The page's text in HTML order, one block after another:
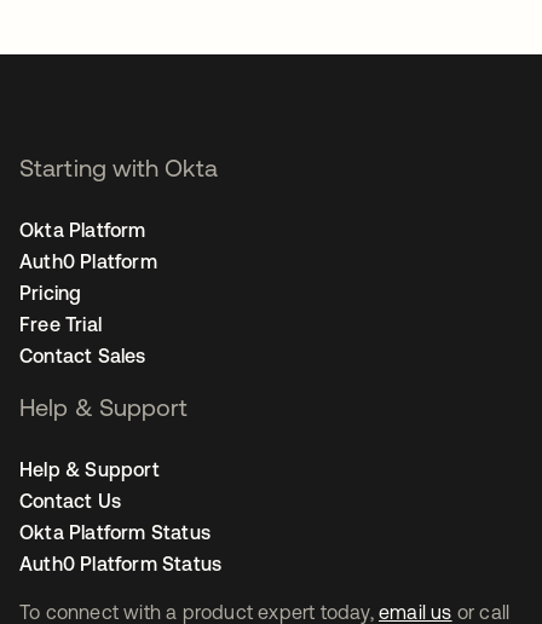
To connect with a product expert today, email us or call
Starting with Okta
Okta Platform
Auth0 Platform
Pricing
Free Trial
Contact Sales
Help & Support
Help & Support
Contact Us
Okta Platform Status
Auth0 Platform Status